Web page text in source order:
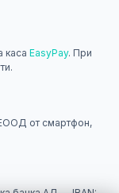
каса EasyPay. При
от смартфон,